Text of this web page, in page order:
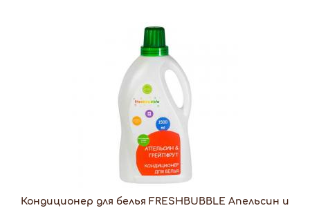
Кондиционер для белья FRESHBUBBLE Апельсин и